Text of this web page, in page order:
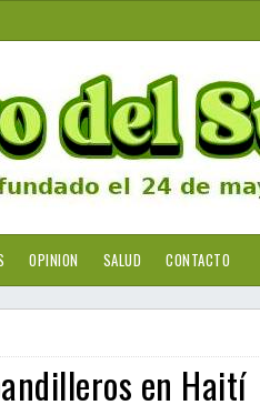
OPINION SALUD CONTACTO
en Haití